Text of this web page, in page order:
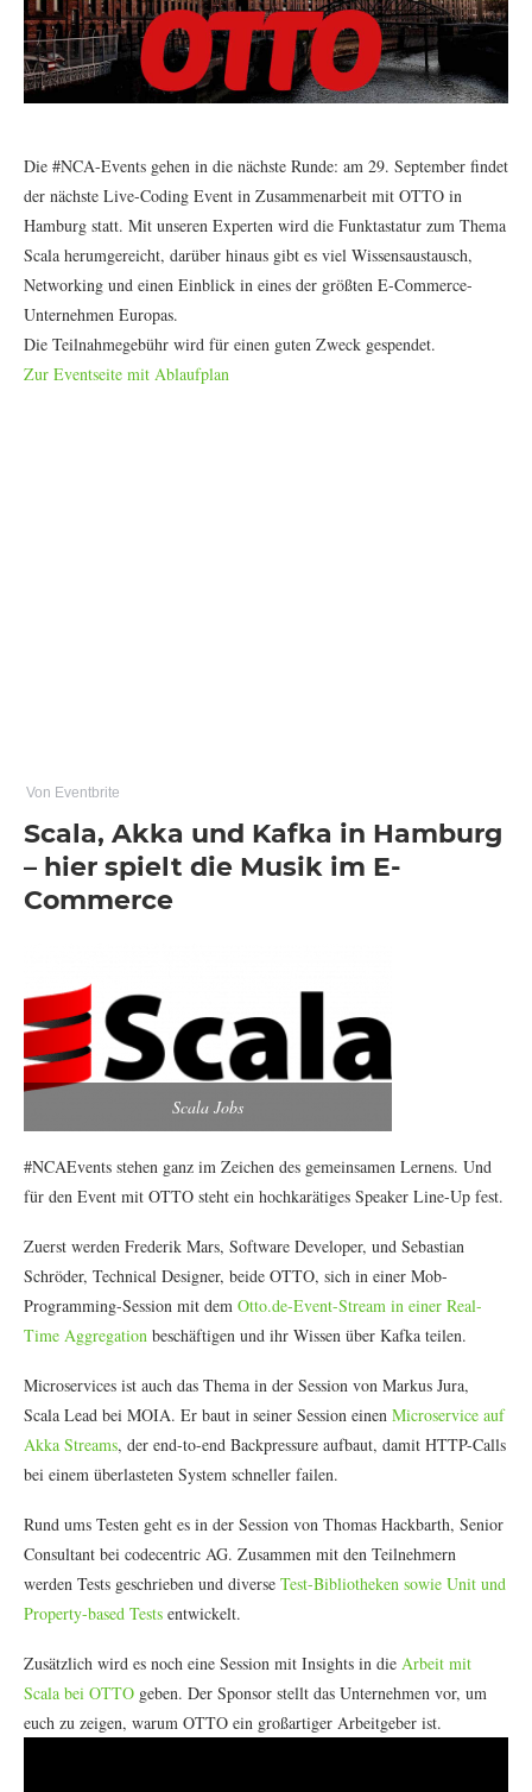
Die #NCA-Events gehen in die nächste Runde: am 29. September findet
der nächste Live-Coding Event in Zusammenarbeit mit OTTO in
Hamburg statt. Mit unseren Experten wird die Funktastatur zum Thema
Scala herumgereicht, darüber hinaus gibt es viel Wissensaustausch,
Networking und einen Einblick in eines der größten E-Commerce-
Unternehmen Europas.
Die Teilnahmegebühr wird für einen guten Zweck gespendet.
Zur Eventseite mit Ablaufplan
Von Eventbrite
Scala, Akka und Kafka in Hamburg
– hier spielt die Musik im E-
Commerce
Scala Jobs
#NCAEvents stehen ganz im Zeichen des gemeinsamen Lernens. Und
für den Event mit OTTO steht ein hochkarätiges Speaker Line-Up fest.
Zuerst werden Frederik Mars, Software Developer, und Sebastian
Schröder, Technical Designer, beide OTTO, sich in einer Mob-
Programming-Session mit dem Otto.de-Event-Stream in einer Real-
Time Aggregation beschäftigen und ihr Wissen über Kafka teilen.
Microservices ist auch das Thema in der Session von Markus Jura,
Scala Lead bei MOIA. Er baut in seiner Session einen Microservice auf
Akka Streams, der end-to-end Backpressure aufbaut, damit HTTP-Calls
bei einem überlasteten System schneller failen.
Rund ums Testen geht es in der Session von Thomas Hackbarth, Senior
Consultant bei codecentric AG. Zusammen mit den Teilnehmern
werden Tests geschrieben und diverse Test-Bibliotheken sowie Unit und
Property-based Tests entwickelt.
Zusätzlich wird es noch eine Session mit Insights in die Arbeit mit
Scala bei OTTO geben. Der Sponsor stellt das Unternehmen vor, um
euch zu zeigen, warum OTTO ein großartiger Arbeitgeber ist.